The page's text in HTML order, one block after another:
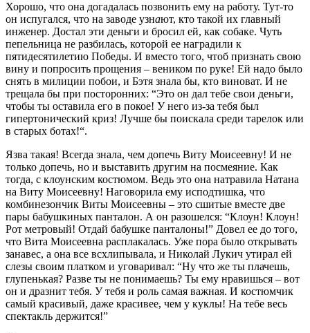
Хорошо, что она догадалась позвонить ему на работу. Тут-то
он испугался, что на заводе узнают, кто такой их главный
инженер. Достал эти деньги и бросил ей, как собаке. Чуть
пепельница не разбилась, которой ее наградили к
пятидесятилетию Победы. И вместо того, чтоб признать свою
вину и попросить прощения – веником по руке! Ей надо было
снять в милиции побои, и Бэтя знала бы, кто виноват. И не
трещала бы при посторонних: “Это он дал тебе свои деньги,
чтобы ты оставила его в покое! У него из-за тебя был
гипертонический криз! Лучше бы поискала среди тарелок или
в старых ботах!“.
Язва такая! Всегда знала, чем допечь Виту Моисеевну! И не
только допечь, но и выставить другим на посмеяние. Как
тогда, с клоунским костюмом. Ведь это она натравила Натана
на Виту Моисеевну! Наговорила ему исподтишка, что
комбинезончик Виты Моисеевны – это сшитые вместе две
пары бабушкиных панталон. А он разошелся: “Клоун! Клоун!
Рот метровый! Отдай бабушке панталоны!” Довел ее до того,
что Вита Моисеевна расплакалась. Уже пора было открывать
занавес, а она все всхлипывала, и Николай Лукич утирал ей
слезы своим платком и уговаривал: “Ну что же ты плачешь,
глупенькая? Разве ты не понимаешь? Ты ему нравишься – вот
он и дразнит тебя. У тебя и роль самая важная. И костюмчик
самый красивый, даже красивее, чем у куклы! На тебе весь
спектакль держится!”